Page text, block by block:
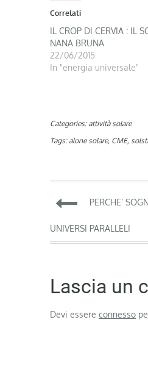
Correlati
IL CROP DI CERVIA : IL
NANA BRUNA
22/06/2015
In "energia universale"
Categories: attività solare
Tags: alone solare, CME,
articoli
PERCHE’
UNIVERSI PARALLELI
Lascia un
Devi essere connesso